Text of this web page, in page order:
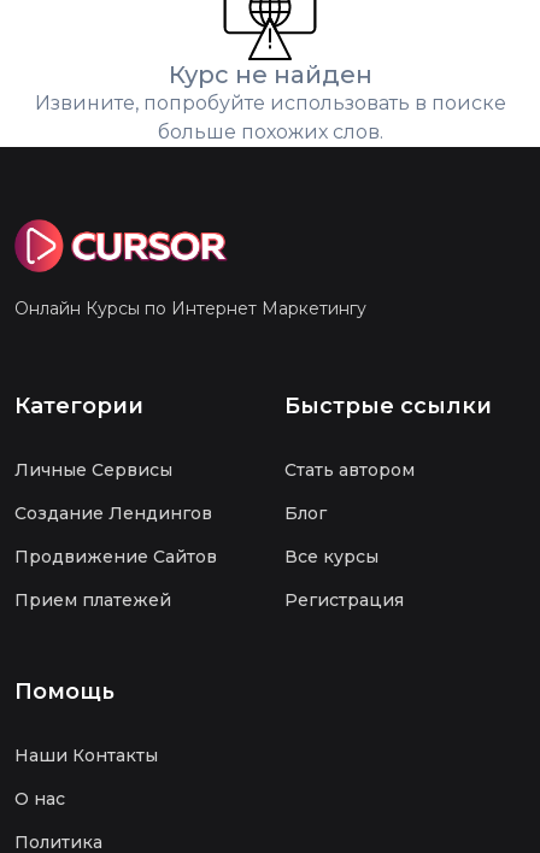
Курс не найден
Извините, попробуйте использовать в поиске
больше похожих слов.
Онлайн Курсы по Интернет Маркетингу
Категории
Личные Сервисы
Создание Лендингов
Продвижение Сайтов
Прием платежей
Быстрые ссылки
Стать автором
Блог
Все курсы
Регистрация
Помощь
Наши Контакты
О нас
Политика